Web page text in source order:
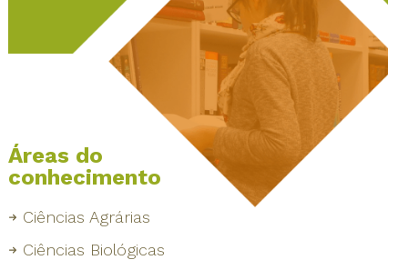
Áreas do
conhecimento
Ciências Agrárias
Ciências Biológicas